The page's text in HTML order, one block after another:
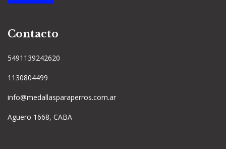
Contacto
5491139242620
1130804499
info@medallasparaperros.com.ar
Aguero 1668, CABA